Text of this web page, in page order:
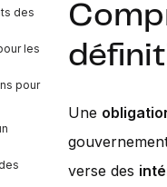
des
les
pour
Une
verse des